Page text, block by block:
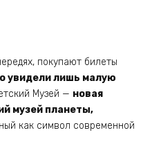
покупают билеты
увидели лишь малую
Музей — новая
музей планеты,
как символ современной